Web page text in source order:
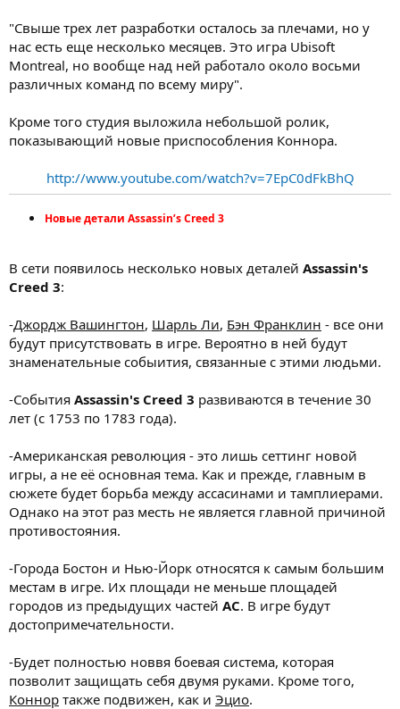
"Свыше трех лет разработки осталось за плечами, но у
нас есть еще несколько месяцев. Это игра Ubisoft
Montreal, но вообще над ней работало около восьми
различных команд по всему миру".
Кроме того студия выложила небольшой ролик,
показывающий новые приспособления Коннора.
http://www.youtube.com/watch?v=7EpC0dFkBhQ
Новые детали Assassin’s Creed 3
В сети появилось несколько новых деталей Assassin's
Creed 3:
-Джордж Вашингтон, Шарль Ли, Бэн Франклин - все они
будут присутствовать в игре. Вероятно в ней будут
знаменательные собыития, связанные с этими людьми.
-События Assassin's Creed 3 развиваются в течение 30
лет (с 1753 по 1783 года).
-Американская революция - это лишь сеттинг новой
игры, а не её основная тема. Как и прежде, главным в
сюжете будет борьба между ассасинами и тамплиерами.
Однако на этот раз месть не является главной причиной
противостояния.
-Города Бостон и Нью-Йорк относятся к самым большим
местам в игре. Их площади не меньше площадей
городов из предыдущих частей AC. В игре будут
достопримечательности.
-Будет полностью новвя боевая система, которая
позволит защищать себя двумя руками. Кроме того,
Коннор также подвижен, как и Эцио.